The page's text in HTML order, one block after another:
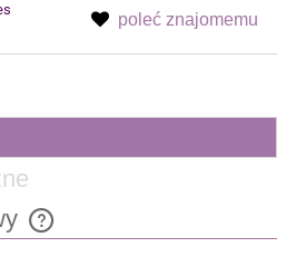
poleć znajomemu
kosztów płatności